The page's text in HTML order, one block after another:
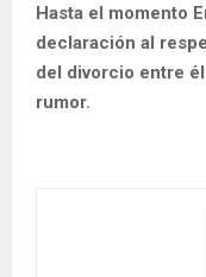
Hasta el momento
declaración al
del divorcio entre
rumor.